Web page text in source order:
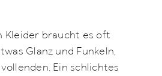
Kleider braucht es oft
Glanz und Funkeln,
Ein schlichtes